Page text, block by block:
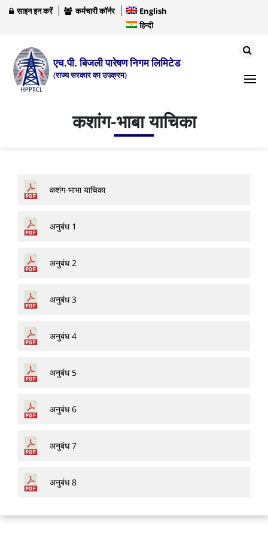
साइन इन करें कर्मचारी कॉर्नर
English
हिन्दी
एच.पी. बिजली पारेषण निगम लिमिटेड
(राज्य सरकार का उपक्रम)
कशांग-भाबा याचिका
कशंग-भाभा याचिका
अनुबंध 1
अनुबंध 2
अनुबंध 3
अनुबंध 4
अनुबंध 5
अनुबंध 6
अनुबंध 7
अनुबंध 8